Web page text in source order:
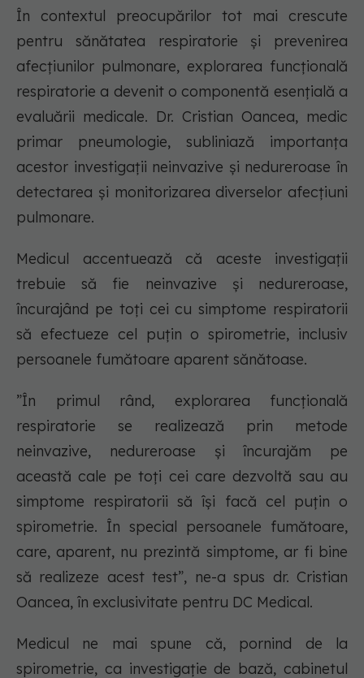
În contextul preocupărilor tot mai crescute
pentru sănătatea respiratorie și prevenirea
afecțiunilor pulmonare, explorarea funcțională
respiratorie a devenit o componentă esențială a
evaluării medicale. Dr. Cristian Oancea, medic
primar pneumologie, subliniază importanța
acestor investigații neinvazive și nedureroase în
detectarea și monitorizarea diverselor afecțiuni
pulmonare.
Medicul accentuează că aceste investigații
trebuie să fie neinvazive și nedureroase,
încurajând pe toți cei cu simptome respiratorii
să efectueze cel puțin o spirometrie, inclusiv
persoanele fumătoare aparent sănătoase.
”În primul rând, explorarea funcțională
respiratorie se realizează prin metode
neinvazive, nedureroase și încurajăm pe
această cale pe toți cei care dezvoltă sau au
simptome respiratorii să își facă cel puțin o
spirometrie. În special persoanele fumătoare,
care, aparent, nu prezintă simptome, ar fi bine
să realizeze acest test”, ne-a spus dr. Cristian
Oancea, în exclusivitate pentru DC Medical.
Medicul ne mai spune că, pornind de la
spirometrie, ca investigație de bază, cabinetul